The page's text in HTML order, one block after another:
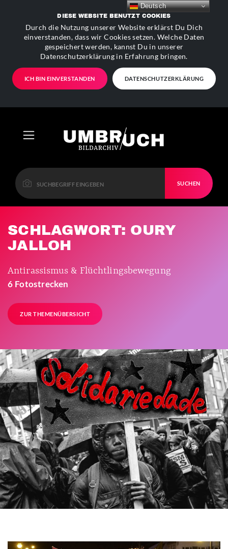
DIESE WEBSITE BENUTZT COOKIES
Durch die Nutzung unserer Website erklärst Du Dich
einverstanden, dass wir Cookies setzen. Welche Daten
gespeichert werden, kannst Du in unserer
Datenschutzerklärung in Erfahrung bringen.
ICH BIN EINVERSTANDEN DATENSCHUTZERKLÄRUNG
SUCHEN
SCHLAGWORT: OURY
JALLOH
Antirassismus & Flüchtlingsbewegung
6 Fotostrecken
ZUR THEMENÜBERSICHT
Deutsch